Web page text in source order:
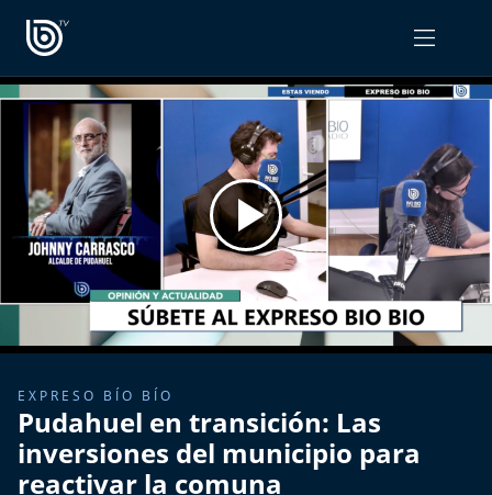
PROGRAMAS
Radiograma
Expreso Bío Bío
Podría Ser Peor
La Entrevista de Tomás Mosciatti
Entrevistas BioBioTV
Comentarios de Tomás Mosciatti
OPINIÓN
PODCAST RADIOGRAMA
EXPRESO BÍO BÍO
Pudahuel en transición: Las
inversiones del municipio para
reactivar la comuna